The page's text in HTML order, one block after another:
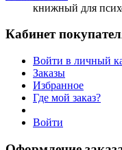
книжный для
Кабинет
Войти в личный
Заказы
Избранное
Где мой заказ?
Войти